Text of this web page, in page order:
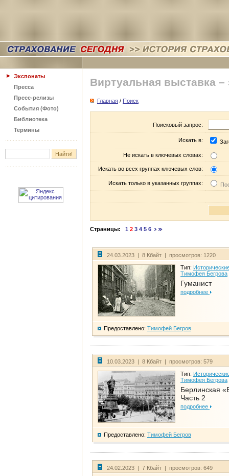
Экспонаты
Пресса
Пресс-релизы
События (Фото)
Библиотека
Термины
Виртуальная выставка –
Главная / Поиск
Поисковый запрос:
Искать в:
Не искать в ключевых словах:
Искать во всех группах ключевых слов:
Искать только в указанных группах:
Страницы: 1 2 3 4 5 6
24.03.2023 | 8 Кбайт | просмотров: 1220
Тип:
Тимофея Бегрова
Гуманист
подробнее
Предоставлено: Тимофей Бегров
10.03.2023 | 8 Кбайт | просмотров: 579
Тип:
Тимофея Бегрова
Берлинская
Часть 2
подробнее
Предоставлено: Тимофей Бегров
24.02.2023 | 7 Кбайт | просмотров: 649